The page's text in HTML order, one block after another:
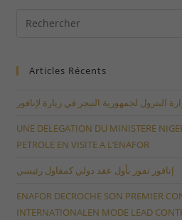
Articles Récents
البترول لجمهورية النيجر في زيارة لإنافور
UNE DELEGATION DU MINISTERE
PETROLE EN VISITE A L’ENAFOR
إنافور تفوز بأول عقد دولي كمقاول رئيسي
ENAFOR DECROCHE SON PREMIER
INTERNATIONALEN MODE LEAD